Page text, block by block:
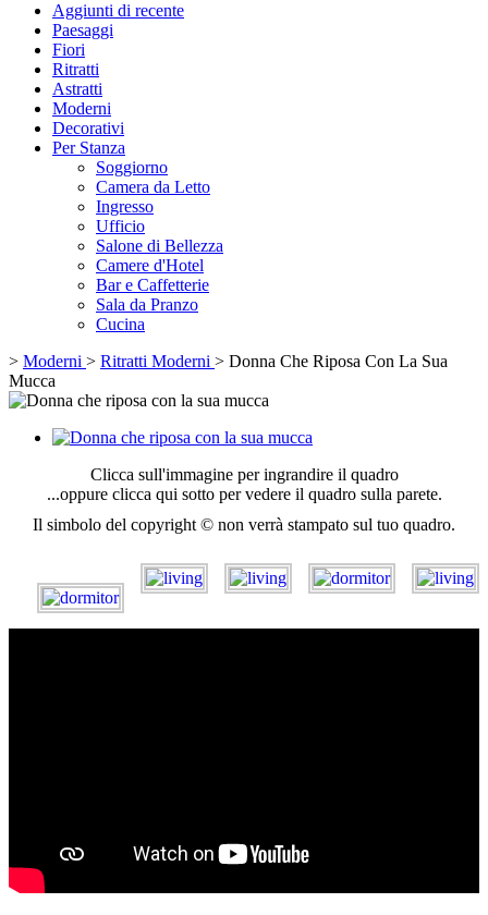
Aggiunti di recente
Paesaggi
Fiori
Ritratti
Astratti
Moderni
Decorativi
Per Stanza
Soggiorno
Camera da Letto
Ingresso
Ufficio
Salone di Bellezza
Camere d'Hotel
Bar e Caffetterie
Sala da Pranzo
Cucina
> Moderni > Ritratti Moderni > Donna Che Riposa Con La Sua
Mucca
Clicca sull'immagine per ingrandire il quadro
...oppure clicca qui sotto per vedere il quadro sulla parete.
Il simbolo del copyright © non verrà stampato sul tuo quadro.